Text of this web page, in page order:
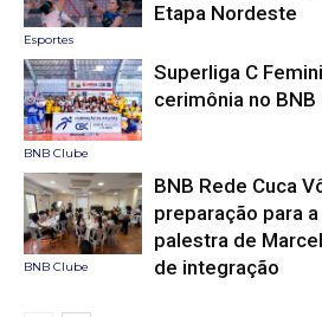
Esportes
Etapa Nordeste
BNB Clube
Superliga C
cerimônia no BNB
BNB Clube
BNB Rede Cuca
preparação para
palestra de
de integração